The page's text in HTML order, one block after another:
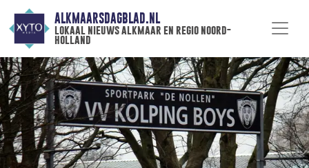
ALKMAARSDAGBLAD.NL
lokaal nieuws alkmaar en regio noord-
holland